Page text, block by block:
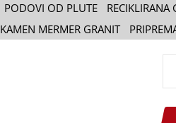
PODOVI OD PLUTE RECIKLIRANA
KAMEN MERMER GRANIT